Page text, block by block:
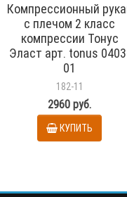
Компрессионный
с плечом 2 класс
компрессии Тонус
Эласт арт. tonus
01
182-11
2960 руб.
КУПИТЬ